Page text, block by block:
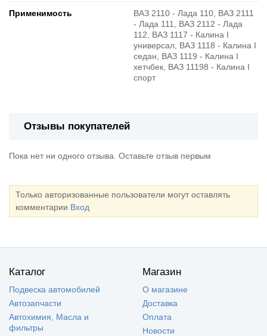
Применимость
ВАЗ 2110 - Лада 110, ВАЗ 2111
- Лада 111, ВАЗ 2112 - Лада
112, ВАЗ 1117 - Калина I
универсал, ВАЗ 1118 - Калина I
седан, ВАЗ 1119 - Калина I
хетчбек, ВАЗ 11198 - Калина I
спорт
Отзывы покупателей
Пока нет ни одного отзыва. Оставьте отзыв первым
Только авторизованные пользователи могут оставлять
комментарии Вход
Каталог
Подвеска автомобилей
Автозапчасти
Автохимия, Масла и
фильтры
Магазин
О магазине
Доставка
Оплата
Новости